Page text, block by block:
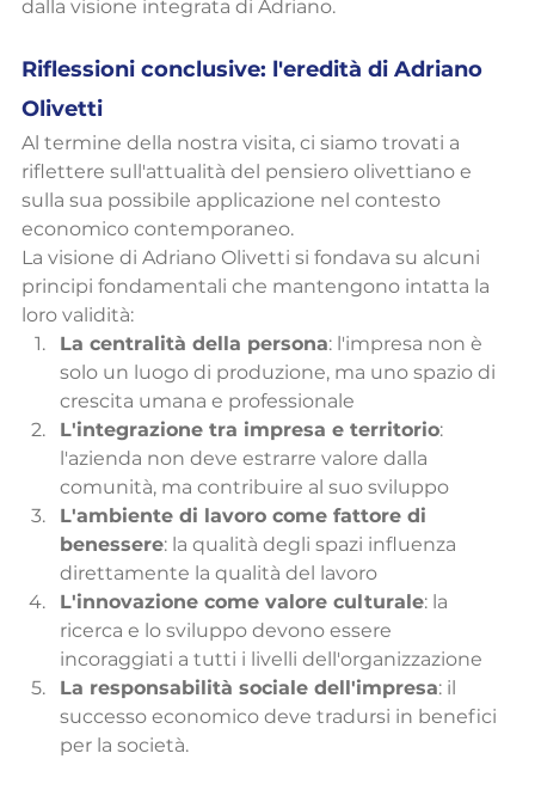
dalla visione integrata di Adriano.
Riflessioni conclusive: l'eredità di Adriano
Olivetti
Al termine della nostra visita, ci siamo trovati a
riflettere sull'attualità del pensiero olivettiano e
sulla sua possibile applicazione nel contesto
economico contemporaneo.
La visione di Adriano Olivetti si fondava su alcuni
principi fondamentali che mantengono intatta la
loro validità:
La centralità della persona: l'impresa non è
solo un luogo di produzione, ma uno spazio di
crescita umana e professionale
L'integrazione tra impresa e territorio:
l'azienda non deve estrarre valore dalla
comunità, ma contribuire al suo sviluppo
L'ambiente di lavoro come fattore di
benessere: la qualità degli spazi influenza
direttamente la qualità del lavoro
L'innovazione come valore culturale: la
ricerca e lo sviluppo devono essere
incoraggiati a tutti i livelli dell'organizzazione
La responsabilità sociale dell'impresa: il
successo economico deve tradursi in benefici
per la società.